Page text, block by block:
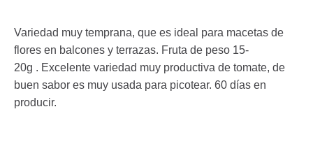
Variedad muy temprana, que es ideal para macetas de
flores en balcones y terrazas. Fruta de peso 15-
20g . Excelente variedad muy productiva de tomate, de
buen sabor es muy usada para picotear. 60 días en
producir.